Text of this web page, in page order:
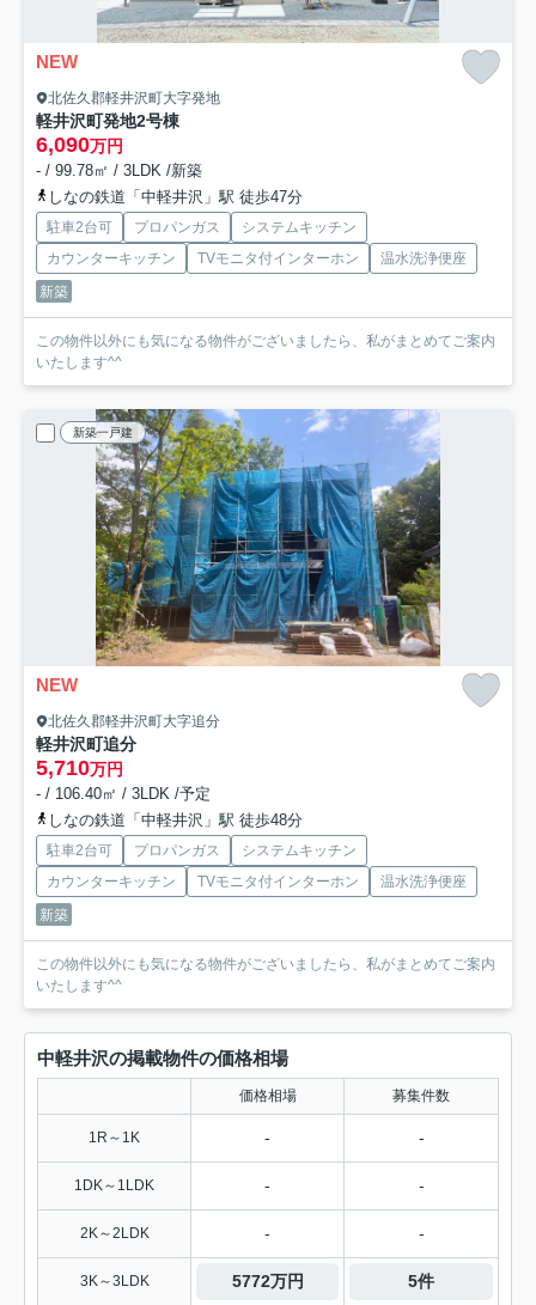
NEW
北佐久郡軽井沢町大字発地
軽井沢町発地2号棟
6,090万円
- / 99.78㎡ / 3LDK /新築
しなの鉄道「中軽井沢」駅 徒歩47分
駐車2台可 プロパンガス
システムキッチン
カウンターキッチン
TVモニタ付インターホン
温水洗浄便座
新築
この物件以外にも気になる物件がございましたら、私がまとめてご案内
いたします^^
新築一戸建
NEW
北佐久郡軽井沢町大字追分
軽井沢町追分
5,710万円
- / 106.40㎡ / 3LDK /予定
しなの鉄道「中軽井沢」駅 徒歩48分
駐車2台可 プロパンガス
システムキッチン
カウンターキッチン
TVモニタ付インターホン
温水洗浄便座
新築
この物件以外にも気になる物件がございましたら、私がまとめてご案内
いたします^^
中軽井沢の掲載物件の価格相場
価格相場 募集件数
1R～1K - -
1DK～1LDK - -
2K～2LDK - -
3K～3LDK 5772万円 5件